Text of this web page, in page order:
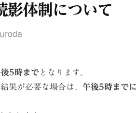
影体制について
5時まで となります。
果が必要な場合は、 午後5時まで